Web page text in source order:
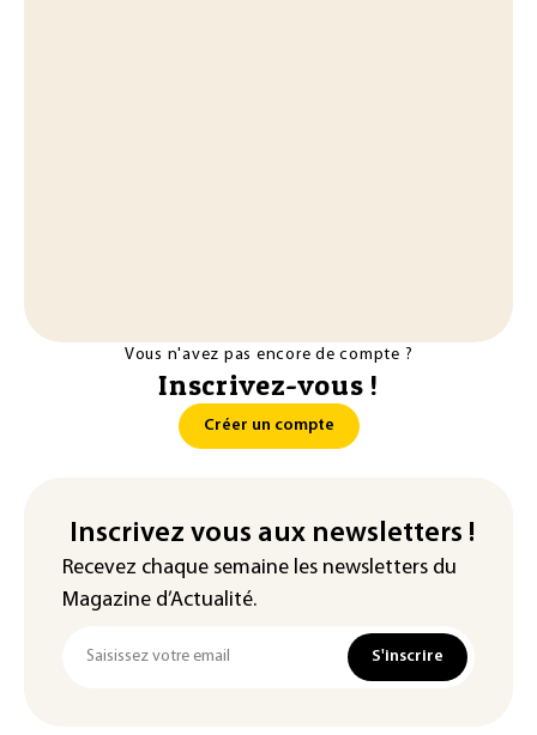
Vous n'avez pas encore de compte ?
Inscrivez-vous !
Créer un compte
Inscrivez vous aux newsletters !
Recevez chaque semaine les newsletters du
Magazine d’Actualité.
S'inscrire